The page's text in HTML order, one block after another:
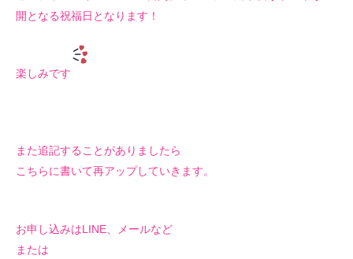
開となる祝福日となります！
楽しみです
また追記することがありましたら
こちらに書いて再アップしていきます。
お申し込みはLINE、メールなど
または